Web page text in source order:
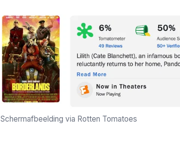
Schermafbeelding via Rotten Tomatoes